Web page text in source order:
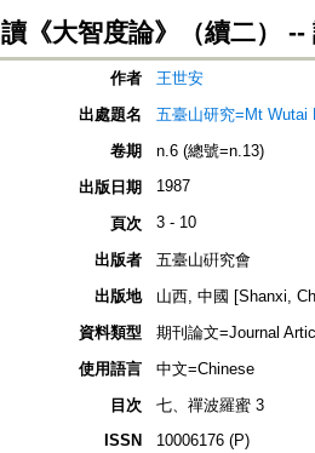
讀《大智度論》（續二）
作者
王世安
出處題名
五臺山研究=Mt Wutai
卷期
n.6 (總號=n.13)
出版日期
1987
頁次 3 - 10
出版者
五臺山硏究會
出版地
山西, 中國 [Shanxi,
資料類型
期刊論文=Journal
使用語言
中文=Chinese
目次
七、禪波羅蜜 3
ISSN
10006176 (P)